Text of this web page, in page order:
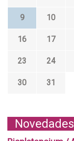
9 10
16 17
23 24
30
31
Novedades